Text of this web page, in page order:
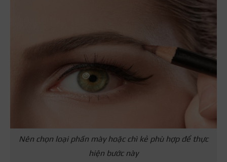
Nên chọn loại phấn mày hoặc chì kẻ phù hợp để thực
hiện bước này